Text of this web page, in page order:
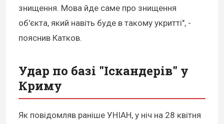
знищення. Мова йде саме про знищення
об'єкта, який навіть буде в такому укритті", -
пояснив Катков.
Удар по базі "Іскандерів" у
Криму
Як повідомляв раніше УНІАН, у ніч на 28 квітня